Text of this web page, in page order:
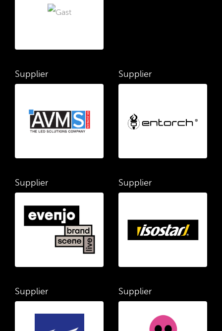
Supplier Supplier
Supplier Supplier
Supplier Supplier